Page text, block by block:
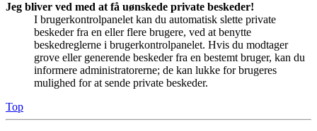
Jeg bliver ved med at få uønskede private beskeder!
I brugerkontrolpanelet kan du automatisk slette private
beskeder fra en eller flere brugere, ved at benytte
beskedreglerne i brugerkontrolpanelet. Hvis du modtager
grove eller generende beskeder fra en bestemt bruger, kan du
informere administratorerne; de kan lukke for brugeres
mulighed for at sende private beskeder.
Top